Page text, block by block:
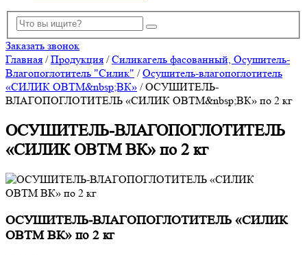
Заказать звонок
Главная /Продукция /Силикагель фасованный, Осушитель-
Влагопоглотитель "Силик" /Осушитель-влагопоглотитель
«СИЛИК ОВТМ&nbsp;ВК» /ОСУШИТЕЛЬ-
ВЛАГОПОГЛОТИТЕЛЬ «СИЛИК ОВТМ&nbsp;ВК» по 2 кг
ОСУШИТЕЛЬ-ВЛАГОПОГЛОТИТЕЛЬ
«СИЛИК ОВТМ ВК» по 2 кг
ОСУШИТЕЛЬ-ВЛАГОПОГЛОТИТЕЛЬ «СИЛИК
ОВТМ ВК» по 2 кг